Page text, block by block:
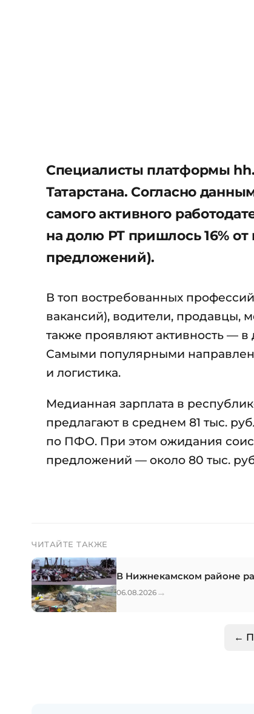
Специалисты платформы
Татарстана. Согласно
самого активного
на долю РТ пришлось 16% от
предложений).
В топ востребованных
вакансий), водители, продавцы,
также проявляют активность —
Самыми популярными
и логистика.
Медианная зарплата в
предлагают в среднем 81 тыс.
по ПФО. При этом ожидания
предложений — около 80 тыс.
ЧИТАЙТЕ ТАКЖЕ
В Нижнекамском районе
06.08.2026 →
←